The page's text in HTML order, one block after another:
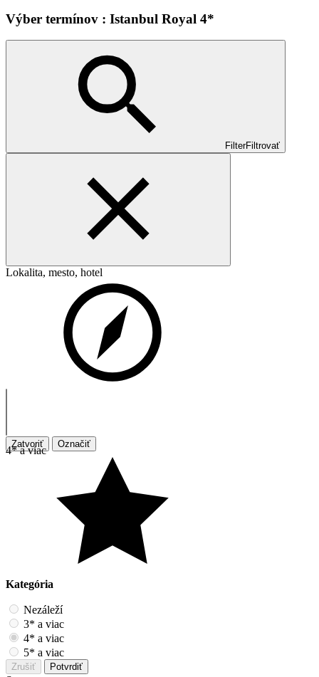
Výber termínov : Istanbul Royal 4*
FilterFiltrovať
Lokalita, mesto, hotel
Zatvoriť Označiť
4* a viac
Kategória
Nezáleží
3* a viac
4* a viac
5* a viac
Zrušiť Potvrdiť